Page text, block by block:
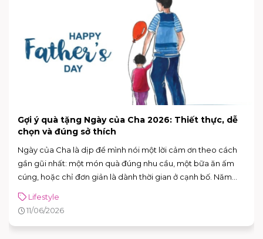
Hưởng ứng Ngày Môi trường Thế giới 5/6: Sống
xanh từ những thói quen nhỏ
Ngày 5/6 hằng năm là Ngày Môi trường Thế giới – dịp để mỗi
người “dừng lại một nhịp” và nhìn lại cách mình đang sống,
đang tiêu dùng và đang tác động lên môi trường xung
đến hành động vì khí hậu, với sự kiện toàn cầu được tổ chức
tại Azerbaijan.
Lifestyle
02/06/2026